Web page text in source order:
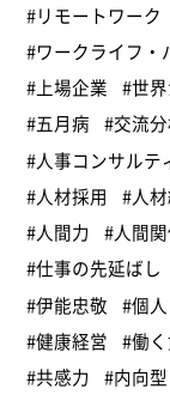
#リモートワーク
#ワークライフ・
#上場企業
#世
#五月病
#交流
#人事コンサルテ
#人材採用
#人
#人間力
#人間
#仕事の先延ばし
#伊能忠敬
#個人
#健康経営
#働
#共感力
#内向型